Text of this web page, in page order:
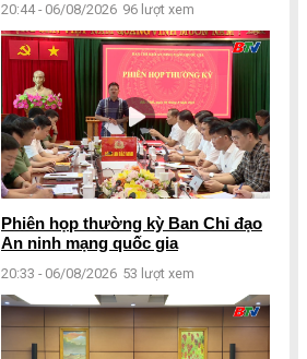
20:44 - 06/08/2026 96 lượt xem
Phiên họp thường kỳ Ban Chỉ đạo
An ninh mạng quốc gia
20:33 - 06/08/2026 53 lượt xem